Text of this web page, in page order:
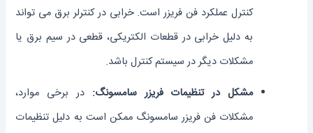
کنترل عملکرد فن فریزر است. خرابی در کنترلر برق می ‌تواند
به دلیل خرابی در قطعات الکتریکی، قطعی در سیم برق یا
مشکلات دیگر در سیستم کنترل باشد.
مشکل در تنظیمات فریزر سامسونگ: در برخی موارد،
مشکلات فن فریزر سامسونگ ممکن است به دلیل تنظیمات